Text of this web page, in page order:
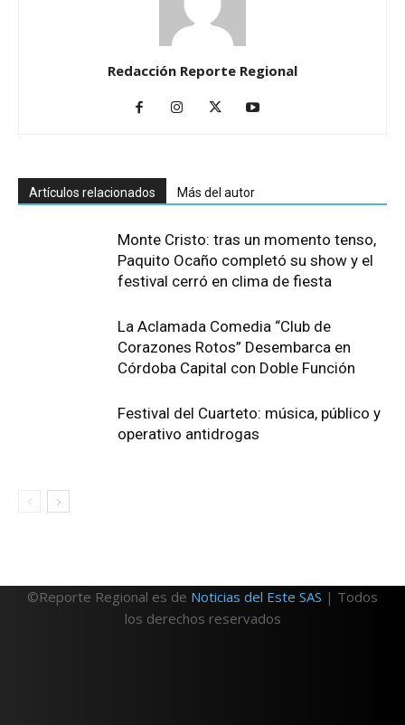
Redacción Reporte Regional
Artículos relacionados Más del autor
Monte Cristo: tras un momento tenso,
Paquito Ocaño completó su show y el
festival cerró en clima de fiesta
La Aclamada Comedia “Club de
Corazones Rotos” Desembarca en
Córdoba Capital con Doble Función
Festival del Cuarteto: música, público y
operativo antidrogas
©Reporte Regional es de Noticias del Este SAS | Todos
los derechos reservados